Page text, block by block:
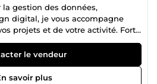
gestion des données,
digital, je vous accompagne
projets et de votre activité. Fort
professionnelle, j'allie mes
(analyse de données,
interactifs) à une maîtrise
et de la création sur
le vendeur
savoir plus